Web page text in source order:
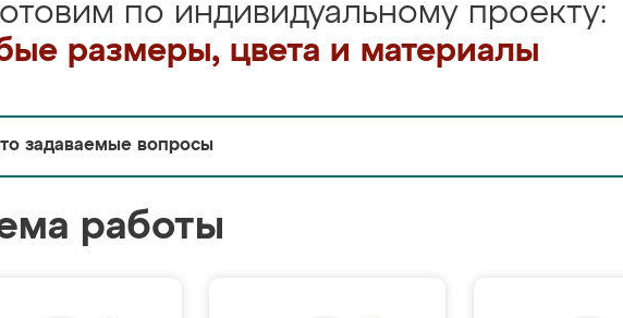
по индивидуальному проекту:
размеры, цвета и материалы
задаваемые вопросы
работы